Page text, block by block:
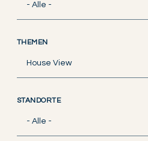
- Alle -
THEMEN
House View
STANDORTE
- Alle -